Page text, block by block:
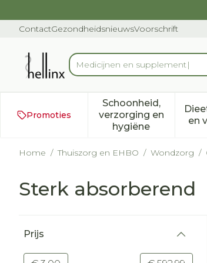
ContactGezondheidsnieuwsVoorschrift
Product, merk, categorie...
Vi
Promoties
Schoonheid,
verzorging en
hygiëne
Toon submenu
en
Home / Thuiszorg en EHBO / Wondzorg /
Sterk absorberend
Prijs